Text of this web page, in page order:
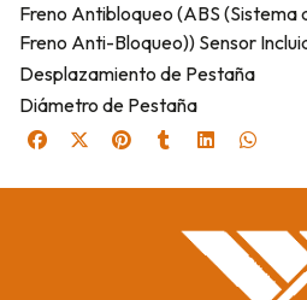
Freno Antibloqueo (ABS (Sistema
Freno Anti-Bloqueo)) Sensor
Desplazamiento de Pestaña
Diámetro de Pestaña